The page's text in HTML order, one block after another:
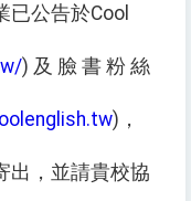
已公告於Cool
) 及 臉 書 粉 絲
)，
出，並請貴校協